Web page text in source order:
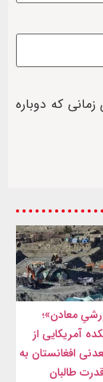
که دوباره
معادن»؛
آمریکایی از
افغانستان به
طالبان